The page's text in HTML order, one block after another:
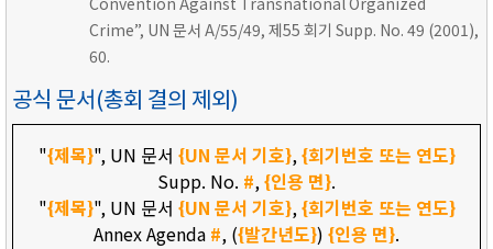
Crime”, UN 문서 A/55/49, 제55 회기 Supp. No. 49 (2001),
60.
공식 문서(총회 결의 제외)
"{제목}", UN 문서 {UN 문서 기호},{회기번호 또는 연도}
Supp. No. #,{인용 면}.
"{제목}", UN 문서 {UN 문서 기호},{회기번호 또는 연도}
Annex Agenda #, ({발간년도}) {인용 면}.